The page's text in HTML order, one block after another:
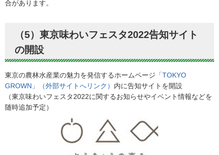
合があります。
（5）東京味わいフェスタ2022告知サイト
の開設
東京の農林水産業の魅力を発信するホームページ 「TOKYO
GROWN」（外部サイトへリンク） 内に告知サイトを開設
（東京味わいフェスタ2022に関するお知らせやイベント情報などを
随時追加予定）